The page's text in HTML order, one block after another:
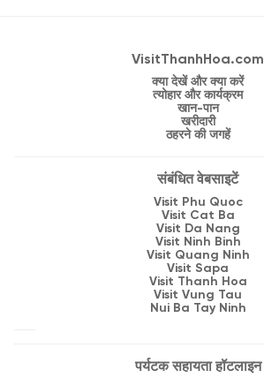
VisitThanhHoa.com
क्या देखें और क्या करें
त्योहार और कार्यक्रम
खान-पान
खरीदारी
ठहरने की जगहें
संबंधित वेबसाइटें
Visit Phu Quoc
Visit Cat Ba
Visit Da Nang
Visit Ninh Binh
Visit Quang Ninh
Visit Sapa
Visit Thanh Hoa
Visit Vung Tau
Nui Ba Tay Ninh
पर्यटक सहायता हॉटलाइन